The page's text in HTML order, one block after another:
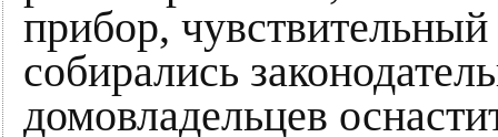
прибор,
собирались
домовладельцев